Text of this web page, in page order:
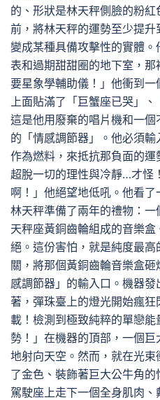
的、形狀是林天秤側臉的粉
前，將林天秤的運勢至少提
變成某種具備攻擊性的實體
表和過期甜甜圈的地下室，
要星象學輔助儀！」他衝到一
上面貼滿了「巨蟹座已哭」
這是他用廢棄的唱片機和一
的「情感調節器」。他必須
作為燃料，來抵抗那負面的
超脫一切的理性與冷靜…才怪
啊！」他絕望地低吼。他看
林天秤準備了兩年的禮物：一
天秤座黃銅齒輪組成的音樂
絕。這份害怕，就是純度最
關，將那個黃銅齒輪音樂盒
感調節器」的輸入口。機器發
著，彈珠臺上的燈光開始瘋
載！檢測到極致純粹的單戀
勢！」在機器的頂部，一個
地射向天空。然而，就在光
了金色、裝飾著巨大公牛角
駕駛座上走下一個全身肌肉